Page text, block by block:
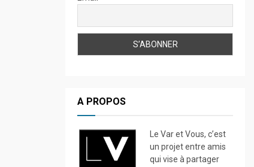
A PROPOS
Le Var et Vous, c’est
un projet entre amis
qui vise à partager